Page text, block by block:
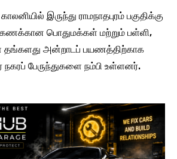
இருந்து ராமநாதபுரம் பகுதிக்கு
பொதுமக்கள் மற்றும் பள்ளி,
தங்களது அன்றாடப் பயணத்திற்காக
நகரப் பேருந்துகளை நம்பி உள்ளனர்.